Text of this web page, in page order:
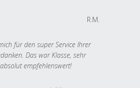
R.M.
für den super Service Ihrer
Das war Klasse, sehr
empfehlenswert!